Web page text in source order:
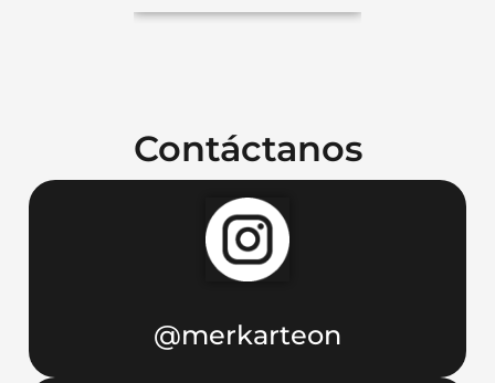
Contáctanos
@merkarteon